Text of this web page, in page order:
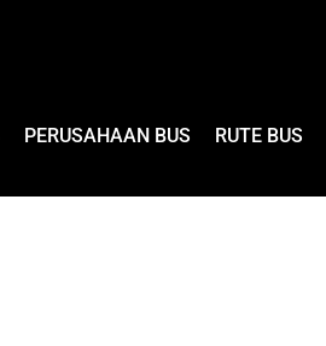
PERUSAHAAN BUS RUTE BUS